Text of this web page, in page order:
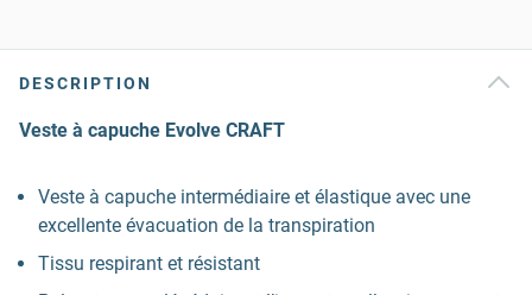
DESCRIPTION
Veste à capuche Evolve CRAFT
Veste à capuche intermédiaire et élastique avec une
excellente évacuation de la transpiration
Tissu respirant et résistant